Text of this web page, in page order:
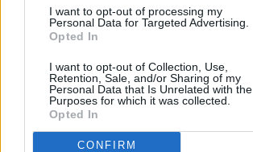
I want to opt-out of processing my
Personal Data for Targeted Advertising.
Opted In
I want to opt-out of Collection, Use,
Retention, Sale, and/or Sharing of my
Personal Data that Is Unrelated with the
Purposes for which it was collected.
Opted In
CONFIRM